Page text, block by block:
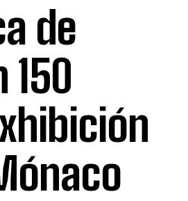
de